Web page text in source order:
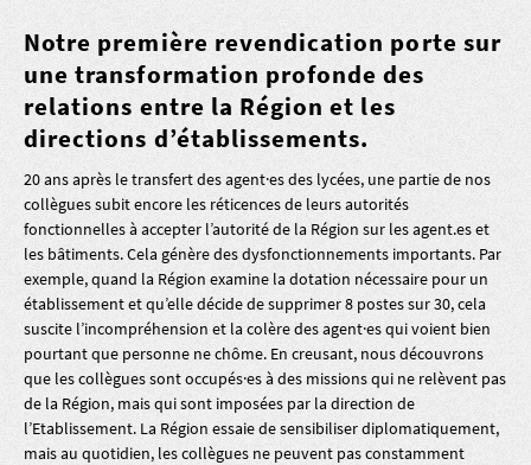
Notre première revendication porte sur
une transformation profonde des
relations entre la Région et les
directions d’établissements.
20 ans après le transfert des agent·es des lycées, une partie de nos
collègues subit encore les réticences de leurs autorités
fonctionnelles à accepter l’autorité de la Région sur les agent.es et
les bâtiments. Cela génère des dysfonctionnements importants. Par
exemple, quand la Région examine la dotation nécessaire pour un
établissement et qu’elle décide de supprimer 8 postes sur 30, cela
suscite l’incompréhension et la colère des agent·es qui voient bien
pourtant que personne ne chôme. En creusant, nous découvrons
que les collègues sont occupés·es à des missions qui ne relèvent pas
de la Région, mais qui sont imposées par la direction de
l’Etablissement. La Région essaie de sensibiliser diplomatiquement,
mais au quotidien, les collègues ne peuvent pas constamment